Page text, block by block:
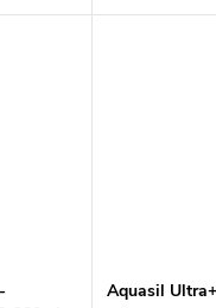
Aquasil